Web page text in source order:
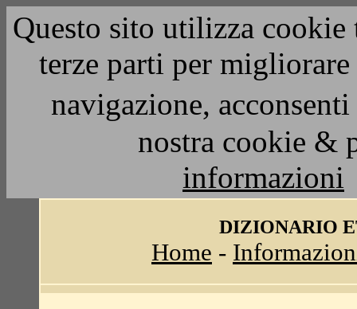
Questo sito utilizza
terze parti per
navigazione,
nostra cookie &
informazioni
DIZIONARIO
Home -